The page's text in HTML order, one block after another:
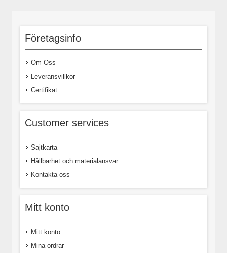
Företagsinfo
Om Oss
Leveransvillkor
Certifikat
Customer services
Sajtkarta
Hållbarhet och materialansvar
Kontakta oss
Mitt konto
Mitt konto
Mina ordrar